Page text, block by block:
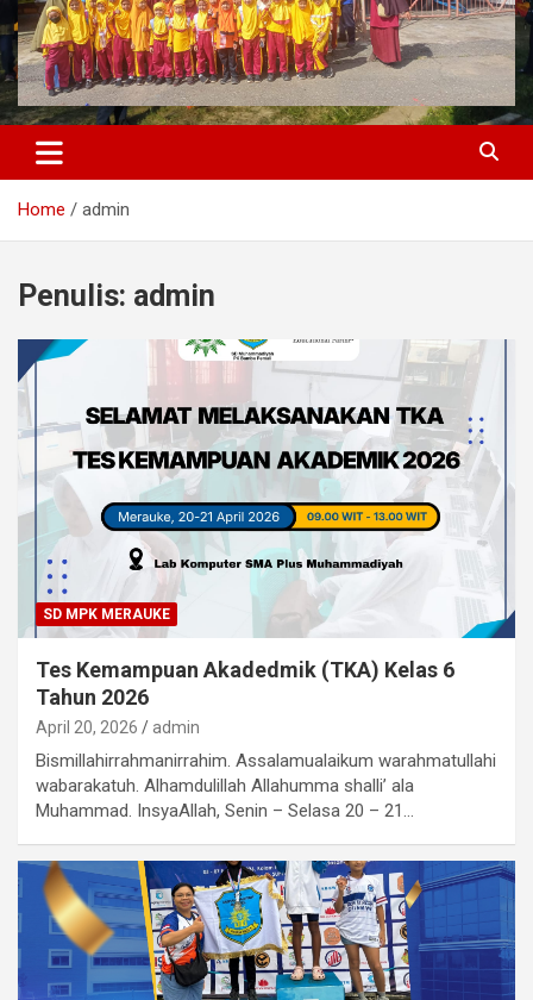
Home admin
Penulis: admin
SD MPK MERAUKE
Tes Kemampuan Akadedmik (TKA) Kelas 6
Tahun 2026
April 20, 2026 admin
Bismillahirrahmanirrahim. Assalamualaikum warahmatullahi
wabarakatuh. Alhamdulillah Allahumma shalli’ ala
Muhammad. InsyaAllah, Senin – Selasa 20 – 21…